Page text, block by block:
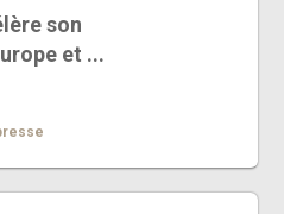
son
et ...